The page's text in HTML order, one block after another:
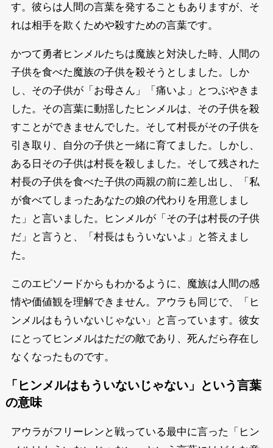
す。彼らは人間の言葉を発することもありますが、そ
れは相手を欺くためや殺すための言葉です。
かつて勇者ヒンメルたちは魔族と対決した時、人間の
子供を食べた魔族の子供を殺そうとしました。しか
し、その子供が「お母さん」「痛いよ」とつぶやきま
した。その言葉に動揺したヒンメルは、その子供を殺
すことができませんでした。そして村長がその子供を
引き取り、自分の子供と一緒に育てました。しかし、
ある日その子供は村長を殺しました。そして残された
村長の子供を食べた子供の両親の前に差し出し、「私
が食べてしまったあなたの娘の代わりを用意しまし
た」と言いました。ヒンメルが「その子は村長の子供
だ」と言うと、「村長はもういないよ」と答えまし
た。
このエピソードからもわかるように、魔族は人間の感
情や価値観を理解できません。アウラも同じで、「ヒ
ンメルはもういないじゃない」と言っています。彼女
にとってヒンメルはただの敵であり、死んだら存在し
なくなったものです。
「ヒンメルはもういないじゃない」という言葉
の意味
アウラがフリーレンと戦っている最中に言った「ヒン